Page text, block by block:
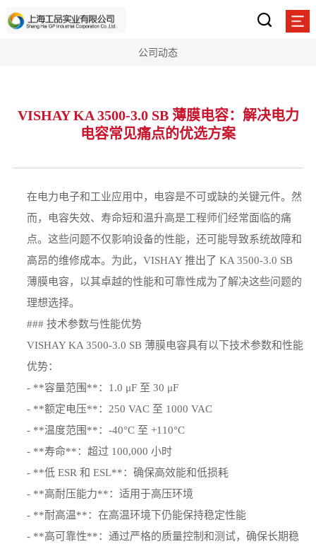
公司动态
VISHAY KA 3500-3.0 SB 薄膜电容：解决电力
电容常见痛点的优选方案
在电力电子和工业应用中，电容是不可或缺的关键元件。然
而，电容失效、寿命短和温升高是工程师们经常面临的痛
点。这些问题不仅影响设备的性能，还可能导致系统故障和
高昂的维修成本。为此，VISHAY 推出了 KA 3500-3.0 SB
薄膜电容，以其卓越的性能和可靠性成为了解决这些问题的
理想选择。
### 技术参数与性能优势
VISHAY KA 3500-3.0 SB 薄膜电容具有以下技术参数和性能
优势：
- **容量范围**：1.0 μF 至 30 μF
- **额定电压**：250 VAC 至 1000 VAC
- **温度范围**：-40°C 至 +110°C
- **寿命**：超过 100,000 小时
- **低 ESR 和 ESL**：确保高效能和低损耗
- **高耐压能力**：适用于高压环境
- **耐高温**：在高温环境下仍能保持稳定性能
- **高可靠性**：通过严格的质量控制和测试，确保长期稳